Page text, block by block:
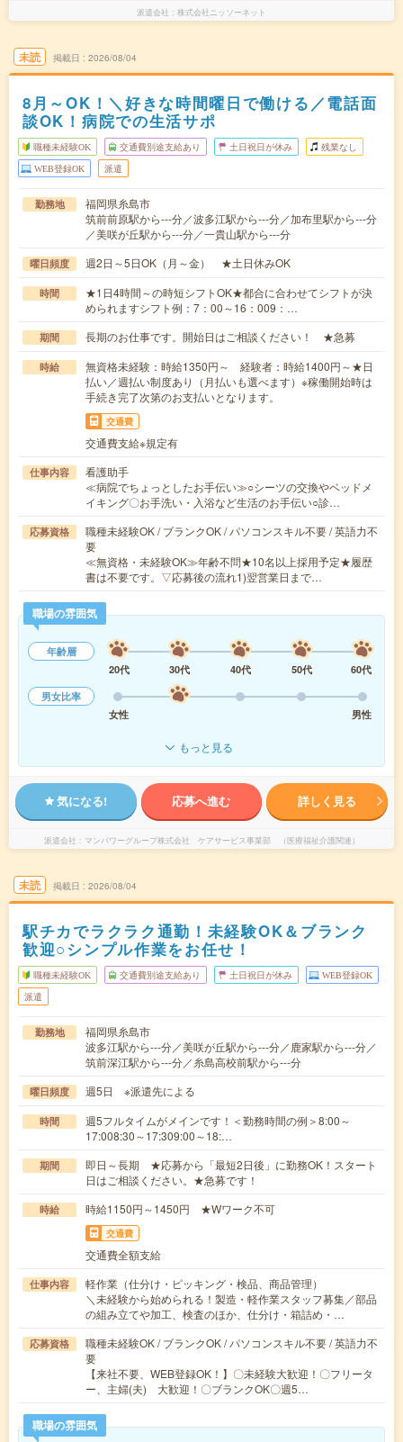
派遣会社 株式会社ニッソーネット
未読 掲載日 2026/08/04
8月～OK！＼好きな時間曜日で働ける／電話面
談OK！病院での生活サポ
職種未経験OK 交通費別途支給あり 土日祝日が休み 残業なし
WEB登録OK 派遣
勤務地
福岡県糸島市
筑前前原駅から---分／波多江駅から---分／加布里駅から---分
／美咲が丘駅から---分／一貴山駅から---分
曜日頻度 週2日～5日OK（月～金） ★土日休みOK
時間
★1日4時間～の時短シフトOK★都合に合わせてシフトが決
められますシフト例：7：00～16：009：…
期間 長期のお仕事です。開始日はご相談ください！ ★急募
時給
無資格未経験：時給1350円～ 経験者：時給1400円～★日
払い／週払い制度あり（月払いも選べます）※稼働開始時は
手続き完了次第のお支払いとなります。
交通費
交通費支給※規定有
仕事内容
看護助手
≪病院でちょっとしたお手伝い≫○シーツの交換やベッドメ
イキング〇お手洗い・入浴など生活のお手伝い○診…
応募資格
職種未経験OK / ブランクOK / パソコンスキル不要 / 英語力不
要
≪無資格・未経験OK≫年齢不問★10名以上採用予定★履歴
書は不要です。▽応募後の流れ1)翌営業日まで…
職場の雰囲気
年齢層
20代
30代 40代 50代
60代
男女比率
女性
男性
もっと見る
気になる! 応募へ進む 詳しく見る
派遣会社 マンパワーグループ株式会社 ケアサービス事業部 （医療福祉介護関連）
未読 掲載日 2026/08/04
駅チカでラクラク通勤！未経験OK＆ブランク
歓迎○シンプル作業をお任せ！
職種未経験OK 交通費別途支給あり 土日祝日が休み WEB登録OK
派遣
勤務地
福岡県糸島市
波多江駅から---分／美咲が丘駅から---分／鹿家駅から---分／
筑前深江駅から---分／糸島高校前駅から---分
曜日頻度 週5日 ※派遣先による
時間
週5フルタイムがメインです！＜勤務時間の例＞8:00～
17:008:30～17:309:00～18:…
期間
即日～長期 ★応募から「最短2日後」に勤務OK！スタート
日はご相談ください。★急募です！
時給 時給1150円～1450円 ★Wワーク不可
交通費
交通費全額支給
仕事内容
軽作業（仕分け・ピッキング・検品、商品管理）
＼未経験から始められる！製造・軽作業スタッフ募集／部品
の組み立てや加工、検査のほか、仕分け・箱詰め・…
応募資格
職種未経験OK / ブランクOK / パソコンスキル不要 / 英語力不
要
【来社不要、WEB登録OK！】〇未経験大歓迎！〇フリータ
ー、主婦(夫) 大歓迎！〇ブランクOK〇週5…
職場の雰囲気